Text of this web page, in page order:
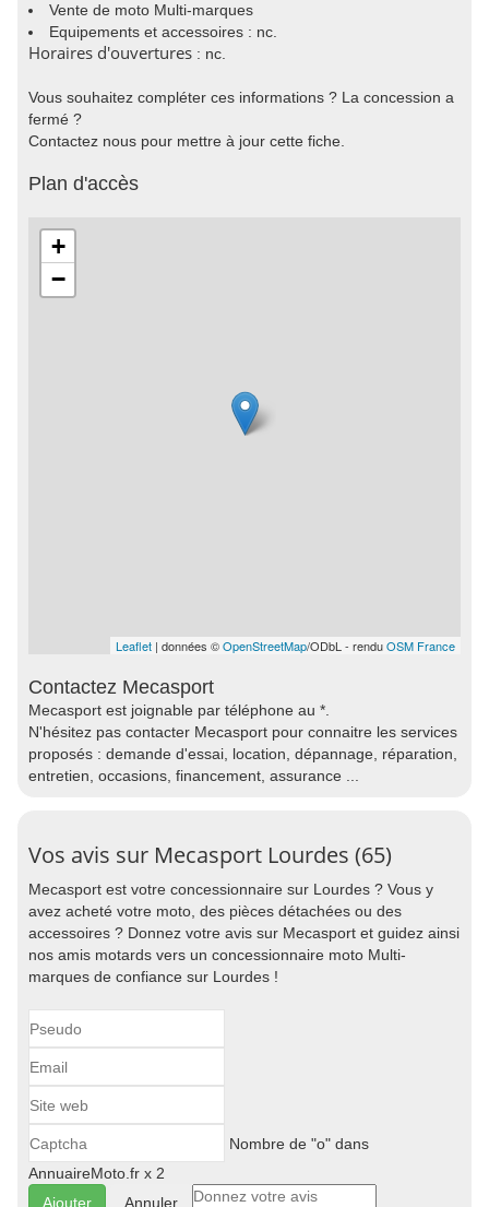
Vente de moto Multi-marques
Equipements et accessoires : nc.
Horaires d'ouvertures : nc.
Vous souhaitez compléter ces informations ? La concession a
fermé ?
Contactez nous pour mettre à jour cette fiche.
Plan d'accès
+
−
Leaflet | données ©OpenStreetMap/ODbL - renduOSM France
Contactez Mecasport
Mecasport est joignable par téléphone au *.
N'hésitez pas contacter Mecasport pour connaitre les services
proposés : demande d'essai, location, dépannage, réparation,
entretien, occasions, financement, assurance ...
Vos avis sur Mecasport Lourdes (65)
Mecasport est votre concessionnaire sur Lourdes ? Vous y
avez acheté votre moto, des pièces détachées ou des
accessoires ? Donnez votre avis sur Mecasport et guidez ainsi
nos amis motards vers un concessionnaire moto Multi-
marques de confiance sur Lourdes !
Nombre de "o" dans
AnnuaireMoto.fr x 2
Annuler